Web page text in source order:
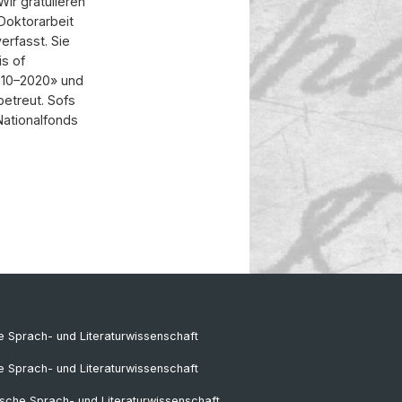
Sie
of
und
Sofs
Sprach- und Literaturwissenschaft
Sprach- und Literaturwissenschaft